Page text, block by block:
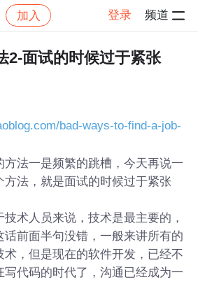
加入 登录 频道
帖子详情
2-面试的时候过于紧张
bad-ways-to-find-a-job-
方法一是频繁的跳槽，今天再说一
法，就是面试的时候过于紧张
术人员来说，技术是最主要的，
前面半句没错，一般来讲所有的
，但是现在的软件开发，已经不
写代码的时代了，沟通已经成为一